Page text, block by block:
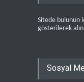
Sitede bulunun
gösterilerek
Sosyal